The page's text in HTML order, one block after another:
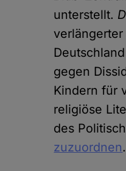
unterstellt.
gegen
Kindern für
religiöse
des
zuzuordnen.